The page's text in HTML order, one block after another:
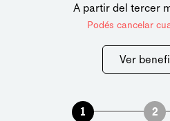
A partir del tercer
Podés cancelar
Ver
1 2